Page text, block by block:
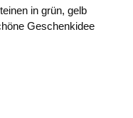
in grün, gelb
Geschenkidee